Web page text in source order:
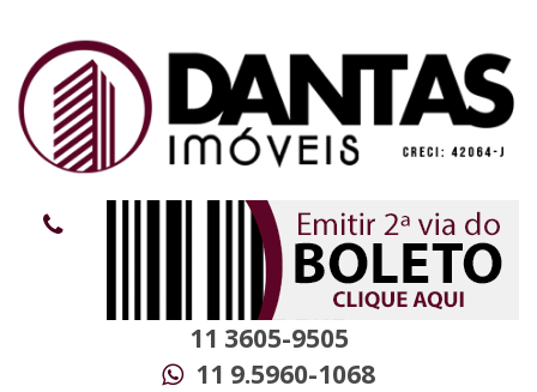
11 3605-9505
11 9.5960-1068